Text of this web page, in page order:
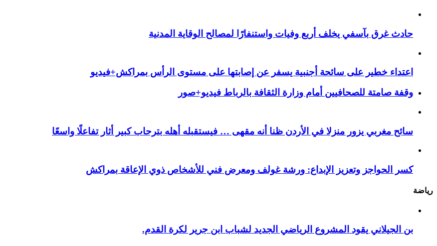
حادث غرق بآسفي يخلف أربع وفيات واستنفارًا لمصالح الوقاية المدنية
اعتداء خطير على سائحة أجنبية يسفر عن إصابتها على مستوى الرأس بمراكش+فيديو
وقفة صامتة للصحافيين أمام وزارة الثقافة بالرباط فيديو+صور
سائح مغربي يزور منزلا في الأردن ظنا أنه مقهى … فيستقبله أهله بترحاب كبير أثار تفاعلًا واسعًا
كسر الحواجز وتعزيز الإبداع: ورشة غولف ومعرض فني للأشخاص ذوي الإعاقة بمراكش
رياضة
بن الجيلاني يقود المشروع الرياضي الجديد لشباب ابن جرير لكرة القدم.